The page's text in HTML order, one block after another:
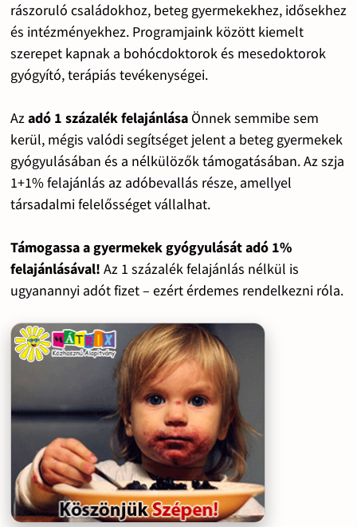
rászoruló családokhoz, beteg gyermekekhez, idősekhez
és intézményekhez. Programjaink között kiemelt
szerepet kapnak a bohócdoktorok és mesedoktorok
gyógyító, terápiás tevékenységei.
Azadó 1 százalék felajánlásaÖnnek semmibe sem
kerül, mégis valódi segítséget jelent a beteg gyermekek
gyógyulásában és a nélkülözők támogatásában. Az szja
1+1% felajánlás az adóbevallás része, amellyel
társadalmi felelősséget vállalhat.
Támogassa a gyermekek gyógyulását adó 1%
felajánlásával! Az 1 százalék felajánlás nélkül is
ugyanannyi adót fizet – ezért érdemes rendelkezni róla.